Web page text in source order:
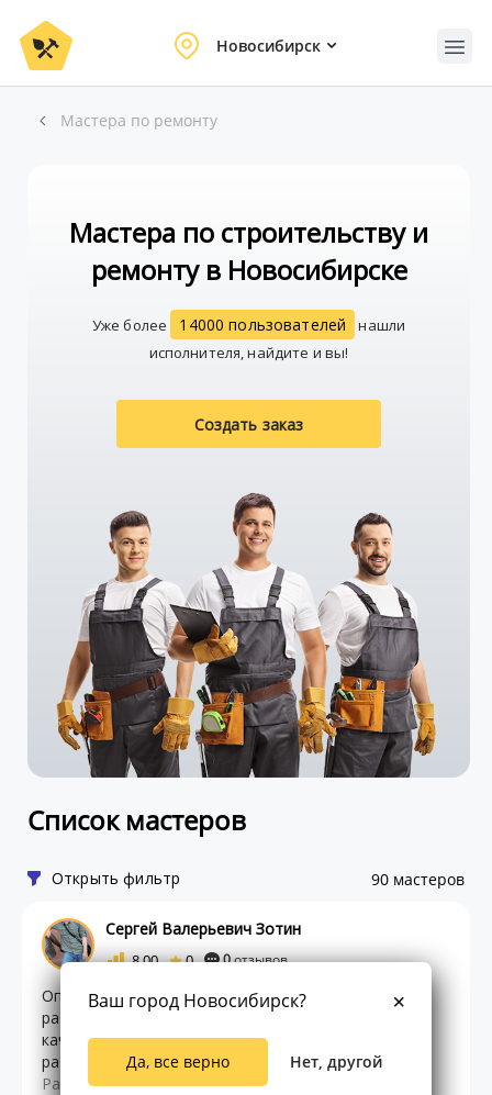
Новосибирск
Мастера по ремонту
Мастера по строительству и
ремонту в Новосибирске
Уже более 14000 пользователей
нашли
исполнителя, найдите и вы!
Создать заказ
Список мастеров
Открыть фильтр 90 мастеров
Сергей Валерьевич Зотин
8.00 0 0отзывов
Опыт работы по индивидуальном проектам Опыт
работы в технической и СМР среде. Проведение
качественных монтажных, сборочных, уникальных
работ. Чтение чертежей, аналитика рабочей док ...
Раскрыть текст
Ваш город Новосибирск?
Да, все верно Нет, другой